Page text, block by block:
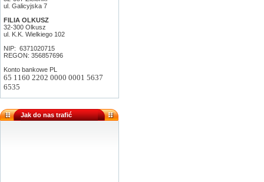
ul. Galicyjska 7
FILIA OLKUSZ
32-300 Olkusz
ul. K.K. Wielkiego 102
NIP: 6371020715
REGON: 356857696
Konto bankowe PL
65 1160 2202 0000 0001 5637
6535
Jak do nas trafić